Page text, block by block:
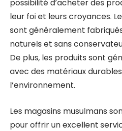
possibilité d’acheter des
leur foi et leurs croyances.
sont généralement
naturels et sans
De plus, les produits sont
avec des matériaux
l’environnement.
Les magasins musulmans
pour offrir un excellent